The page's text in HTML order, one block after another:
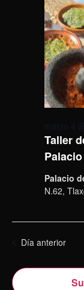
Taller
marzo 4
Palacio
N.62,
Día anterior